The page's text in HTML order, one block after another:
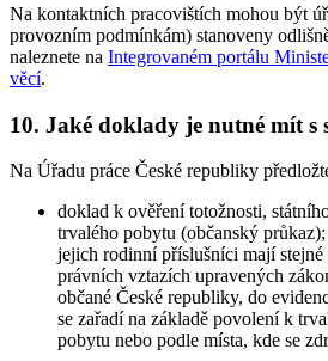
Na kontaktních pracovištích mohou být
provozním podmínkám) stanoveny
naleznete na Integrovaném portálu
věcí.
10. Jaké doklady je nutné mít s
Na Úřadu práce České republiky
doklad k ověření totožnosti,
trvalého pobytu (občanský
jejich rodinní příslušníci mají
právních vztazích upravených
občané České republiky, do
se zařadí na základě povolení k
pobytu nebo podle místa, kde se